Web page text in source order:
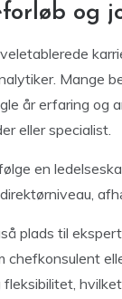
og
Mange
år erfaring og
eller specialist.
en
plads til
chefkonsulent